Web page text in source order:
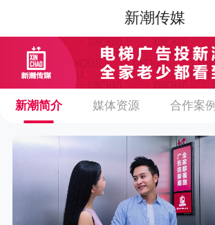
新潮传媒
新潮简介 媒体资源 合作案例